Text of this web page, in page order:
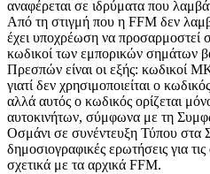
αναφέρεται σε ιδρύματα που
Από τη στιγμή που η FFM δεν
έχει υποχρέωση να
κωδικοί των εμπορικών σημάτων
Πρεσπών είναι οι εξής: κωδικοί
γιατί δεν χρησιμοποιείται ο
αλλά αυτός ο κωδικός ορίζεται
αυτοκινήτων, σύμφωνα με τη
Οσμάνι σε συνέντευξη Τύπου στα
δημοσιογραφικές ερωτήσεις για
σχετικά με τα αρχικά FFM.